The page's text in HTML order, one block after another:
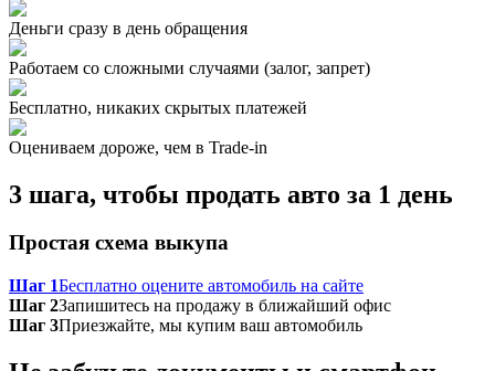
Деньги сразу в день обращения
Работаем со сложными случаями (залог, запрет)
Бесплатно, никаких скрытых платежей
Оцениваем дороже, чем в Trade‑in
3 шага, чтобы продать авто за 1 день
Простая схема выкупа
Шаг 1Бесплатно оцените автомобиль на сайте
Шаг 2Запишитесь на продажу в ближайший офис
Шаг 3Приезжайте, мы купим ваш автомобиль